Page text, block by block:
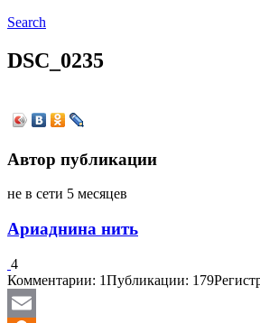
Search
DSC_0235
Автор публикации
не в сети 5 месяцев
Ариаднина нить
4
Комментарии: 1Публикации: 179